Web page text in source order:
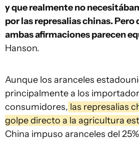
y que realmente no
por las represalias chinas.
ambas afirmaciones parecen
Hanson.
Aunque los aranceles
principalmente a los
consumidores, las represalias
golpe directo a la agricultura
China impuso aranceles del